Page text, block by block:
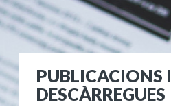
PUBLICACIONS I
DESCÀRREGUES